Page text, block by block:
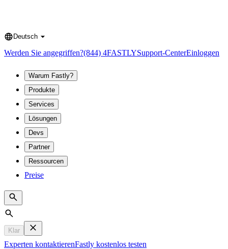
Language
Deutsch
Werden Sie angegriffen?(844) 4FASTLYSupport-CenterEinloggen
Warum Fastly?
Produkte
Services
Lösungen
Devs
Partner
Ressourcen
Preise
Search
Klar
Experten kontaktierenFastly kostenlos testen